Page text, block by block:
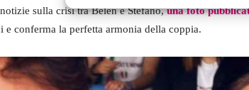
sulla crisi tra Belen e Stefano,una foto
e conferma la perfetta armonia della coppia.